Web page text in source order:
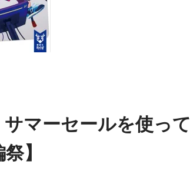
サマーセールを使って
】